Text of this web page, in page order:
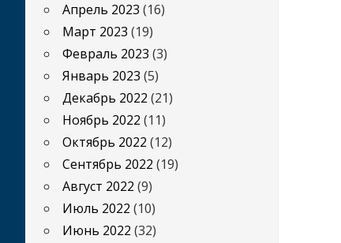
Апрель 2023 (16)
Март 2023 (19)
Февраль 2023 (3)
Январь 2023 (5)
Декабрь 2022 (21)
Ноябрь 2022 (11)
Октябрь 2022 (12)
Сентябрь 2022 (19)
Август 2022 (9)
Июль 2022 (10)
Июнь 2022 (32)